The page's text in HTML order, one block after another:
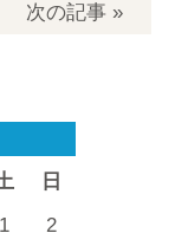
次の記事»
日
1
2